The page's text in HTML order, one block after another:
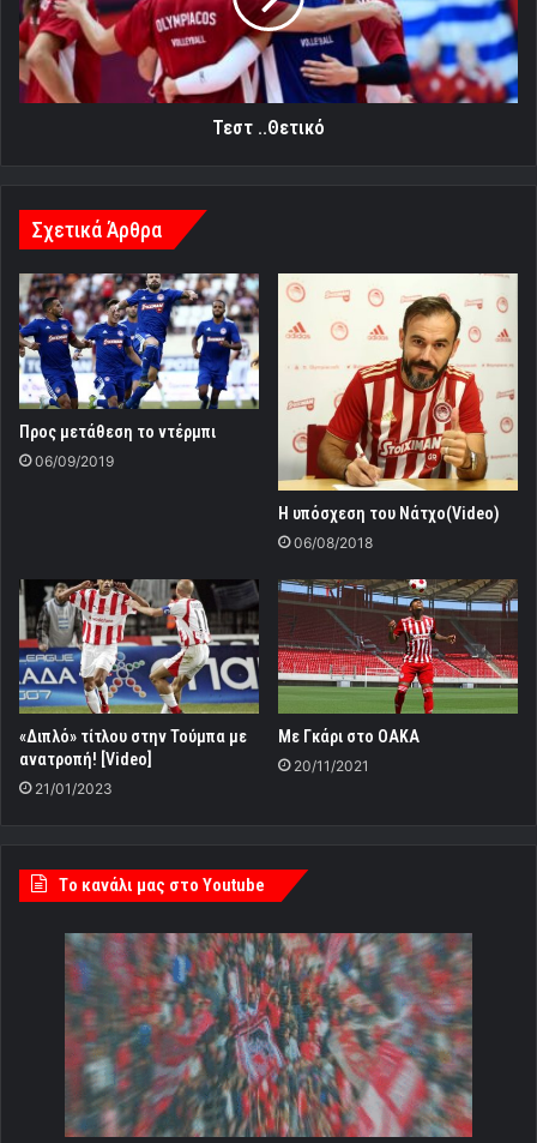
Τεστ ..Θετικό
Σχετικά Άρθρα
Προς μετάθεση το ντέρμπι
06/09/2019
H υπόσχεση του Νάτχο(Video)
06/08/2018
«Διπλό» τίτλου στην Τούμπα με
ανατροπή! [Video]
21/01/2023
Με Γκάρι στο ΟΑΚΑ
20/11/2021
Tο κανάλι μας στο Youtube